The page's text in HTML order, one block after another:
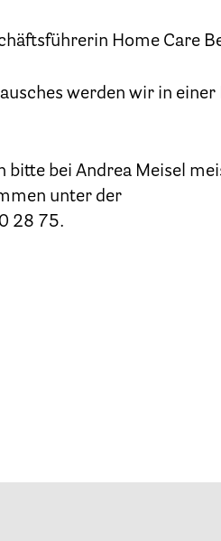
Home Care
werden wir in
bitte bei Andrea Meisel
unter der
28 75.